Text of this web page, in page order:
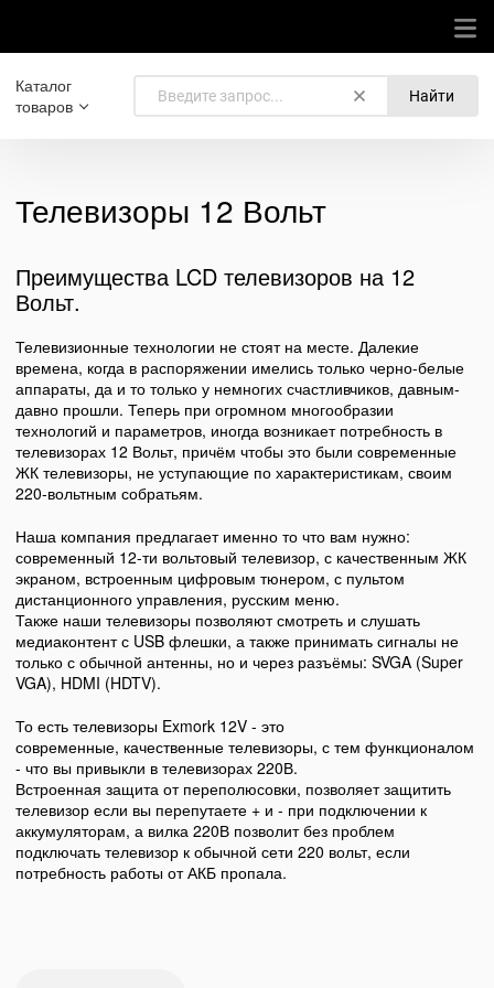
Каталог
товаров
Найти
Телевизоры 12 Вольт
Преимущества LCD телевизоров на 12
Вольт.
Телевизионные технологии не стоят на месте. Далекие
времена, когда в распоряжении имелись только черно-белые
аппараты, да и то только у немногих счастливчиков, давным-
давно прошли. Теперь при огромном многообразии
технологий и параметров, иногда возникает потребность в
телевизорах 12 Вольт, причём чтобы это были современные
ЖК телевизоры, не уступающие по характеристикам, своим
220-вольтным собратьям.
Наша компания предлагает именно то что вам нужно:
современный 12-ти вольтовый телевизор, с качественным ЖК
экраном, встроенным цифровым тюнером, с пультом
дистанционного управления, русским меню.
Также наши телевизоры позволяют смотреть и слушать
медиаконтент с USB флешки, а также принимать сигналы не
только с обычной антенны, но и через разъёмы: SVGA (Super
VGA), HDMI (HDTV).
То есть телевизоры Exmork 12V - это
современные, качественные телевизоры, с тем функционалом
- что вы привыкли в телевизорах 220В.
Встроенная защита от переполюсовки, позволяет защитить
телевизор если вы перепутаете + и - при подключении к
аккумуляторам, а вилка 220В позволит без проблем
подключать телевизор к обычной сети 220 вольт, если
потребность работы от АКБ пропала.